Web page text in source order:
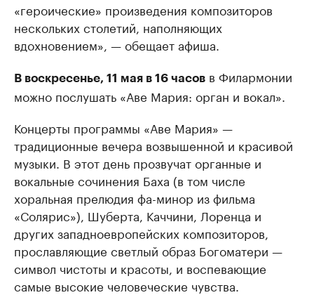
«героические» произведения композиторов
нескольких столетий, наполняющих
вдохновением», — обещает афиша.
В воскресенье, 11 мая в 16 часов в Филармонии
можно послушать «Аве Мария: орган и вокал».
Концерты программы «Аве Мария» —
традиционные вечера возвышенной и красивой
музыки. В этот день прозвучат органные и
вокальные сочинения Баха (в том числе
хоральная прелюдия фа-минор из фильма
«Солярис»), Шуберта, Каччини, Лоренца и
других западноевропейских композиторов,
прославляющие светлый образ Богоматери —
символ чистоты и красоты, и воспевающие
самые высокие человеческие чувства.